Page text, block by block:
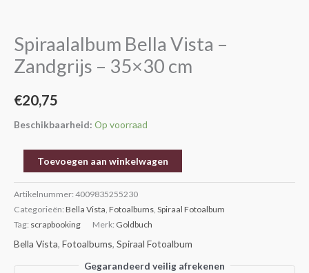
Spiraalalbum Bella Vista –
Zandgrijs – 35×30 cm
€20,75
Beschikbaarheid: Op voorraad
-
35x30
aantal
Toevoegen aan winkelwagen
Artikelnummer: 4009835255230
Categorieën: Bella Vista Fotoalbums Spiraal Fotoalbum
Tag: scrapbooking Merk: Goldbuch
Bella Vista, Fotoalbums, Spiraal Fotoalbum
Gegarandeerd veilig afrekenen